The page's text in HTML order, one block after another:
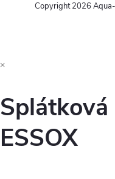
Copyright 2026
×
ESSOX